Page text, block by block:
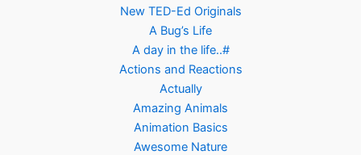
New TED-Ed Originals
A Bug’s Life
A day in the life..#
Actions and Reactions
Actually
Amazing Animals
Animation Basics
Awesome Nature